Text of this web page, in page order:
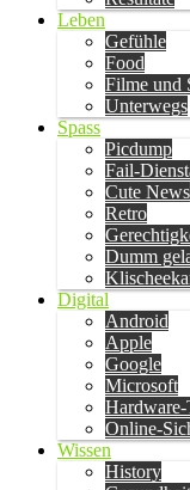
Leben
Gefühle
Food
Filme und
Unterwegs
Spass
Picdump
Fail-
Cute News
Retro
Dumm
Digital
Android
Apple
Google
Microsoft
Hardware-
Online-
Wissen
History